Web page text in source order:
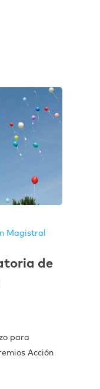
Magistral
de
para
Acción